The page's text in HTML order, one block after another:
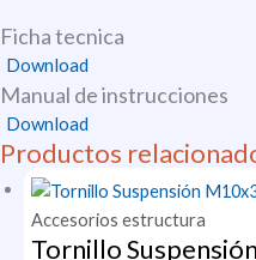
Ficha tecnica
Download
Manual de instrucciones
Download
Productos
Accesorios estructura
Tornillo